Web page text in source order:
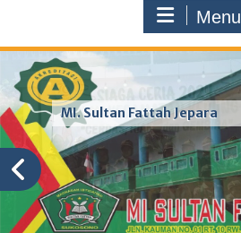
Menu
MI. Sultan Fattah Jepara